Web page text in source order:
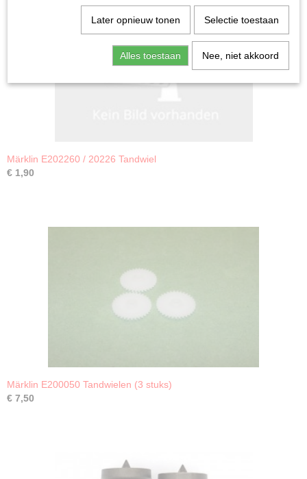
Märklin E202260 / 20226 Tandwiel
€ 1,90
Märklin E200050 Tandwielen (3 stuks)
€ 7,50
Later opnieuw tonen Selectie toestaan
Alles toestaan Nee, niet akkoord